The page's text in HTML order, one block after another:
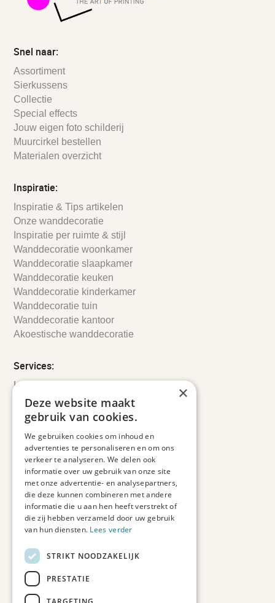
Snel naar:
Assortiment
Sierkussens
Collectie
Special effects
Jouw eigen foto schilderij
Muurcirkel bestellen
Materialen overzicht
Inspiratie:
Inspiratie & Tips artikelen
Onze wanddecoratie
Inspiratie per ruimte & stijl
Wanddecoratie woonkamer
Wanddecoratie slaapkamer
Wanddecoratie keuken
Wanddecoratie kinderkamer
Wanddecoratie tuin
Wanddecoratie kantoor
Akoestische wanddecoratie
Services:
Leveringsinformatie
Retourbeleid
Informatie
Veelgestelde vragen
Duurzaam ondernemen
Contact informatie
Etienne de Pinedaweg 34
3711 CH, Austerlitz
Nederland
info@fotoprintxl.nl
0343 78 58 00
KVK: 81960263
×
Deze website maakt
gebruik van cookies.
We gebruiken cookies om inhoud en
advertenties te personaliseren en om ons
verkeer te analyseren. We delen ook
informatie over uw gebruik van onze site
met onze advertentie- en analysepartners,
die deze kunnen combineren met andere
informatie die u aan hen heeft verstrekt of
die zij hebben verzameld door uw gebruik
van hun diensten. Lees verder
STRIKT NOODZAKELIJK
PRESTATIE